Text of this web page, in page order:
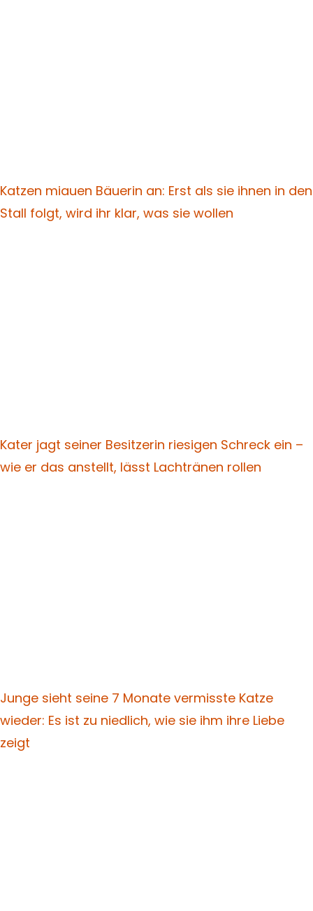
Katzen miauen Bäuerin an: Erst als sie ihnen in den
Stall folgt, wird ihr klar, was sie wollen
Kater jagt seiner Besitzerin riesigen Schreck ein –
wie er das anstellt, lässt Lachtränen rollen
Junge sieht seine 7 Monate vermisste Katze
wieder: Es ist zu niedlich, wie sie ihm ihre Liebe
zeigt